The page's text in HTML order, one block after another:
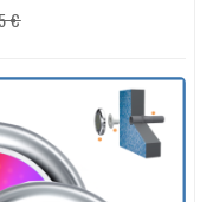
€Precio